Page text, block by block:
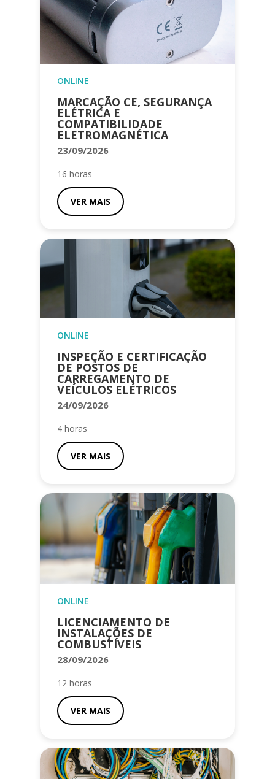
ONLINE
MARCAÇÃO CE, SEGURANÇA
ELÉTRICA E
COMPATIBILIDADE
ELETROMAGNÉTICA
23/09/2026
16 horas
VER MAIS
ONLINE
INSPEÇÃO E CERTIFICAÇÃO
DE POSTOS DE
CARREGAMENTO DE
VEÍCULOS ELÉTRICOS
24/09/2026
4 horas
VER MAIS
ONLINE
LICENCIAMENTO DE
INSTALAÇÕES DE
COMBUSTÍVEIS
28/09/2026
12 horas
VER MAIS